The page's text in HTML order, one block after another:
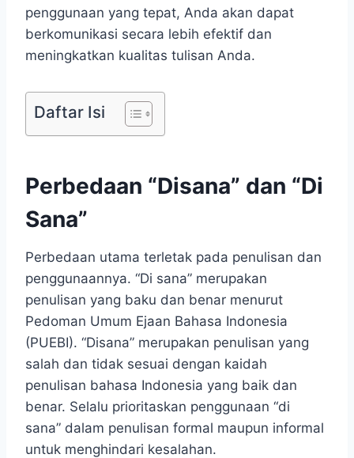
penggunaan yang tepat, Anda akan dapat
berkomunikasi secara lebih efektif dan
meningkatkan kualitas tulisan Anda.
Daftar Isi
Perbedaan “Disana” dan “Di
Sana”
Perbedaan utama terletak pada penulisan dan
penggunaannya. “Di sana” merupakan
penulisan yang baku dan benar menurut
Pedoman Umum Ejaan Bahasa Indonesia
(PUEBI). “Disana” merupakan penulisan yang
salah dan tidak sesuai dengan kaidah
penulisan bahasa Indonesia yang baik dan
benar. Selalu prioritaskan penggunaan “di
sana” dalam penulisan formal maupun informal
untuk menghindari kesalahan.